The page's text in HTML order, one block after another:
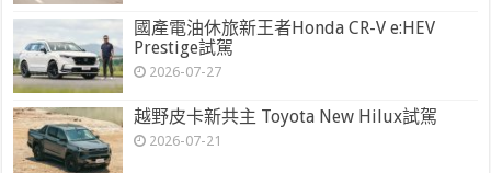
國產電油休旅新王者Honda CR-V e:HEV
Prestige試駕
2026-07-27
越野皮卡新共主 Toyota New Hilux試駕
2026-07-21